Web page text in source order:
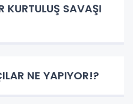
KURTULUŞ SAVAŞI
NE YAPIYOR!?